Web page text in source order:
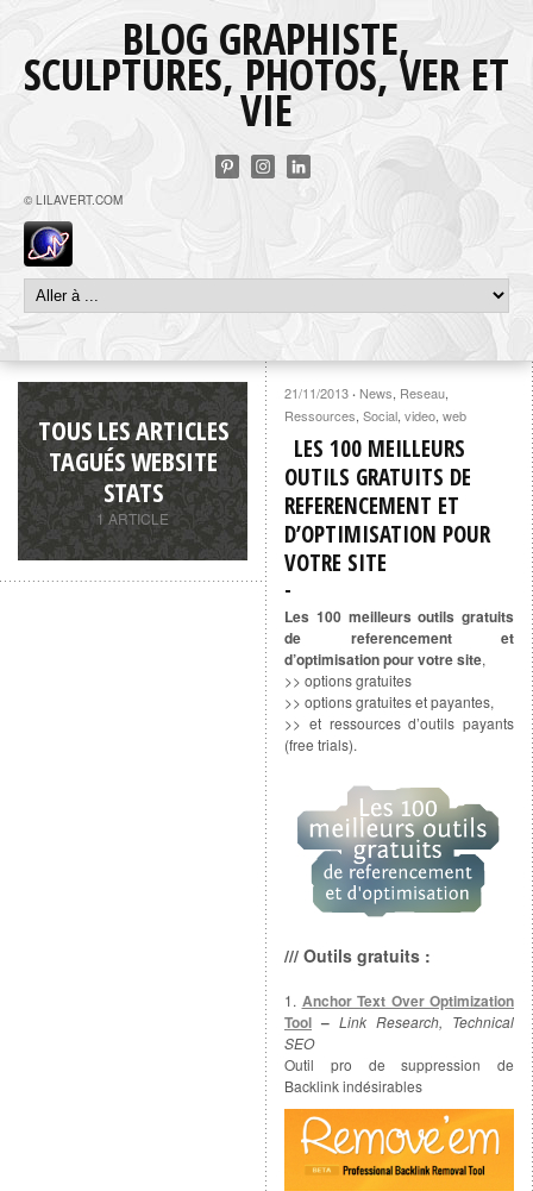
BLOG GRAPHISTE,
SCULPTURES, PHOTOS, VER ET
VIE
© LILAVERT.COM
TOUS LES ARTICLES
TAGUÉS WEBSITE
STATS
1 ARTICLE
21/11/2013 · News, Reseau,
Ressources, Social, video, web
LES 100 MEILLEURS
OUTILS GRATUITS DE
REFERENCEMENT ET
D’OPTIMISATION POUR
VOTRE SITE
Les 100 meilleurs outils gratuits
de referencement et
d’optimisation pour votre site,
>> options gratuites
>> options gratuites et payantes,
>> et ressources d’outils payants
(free trials).
/// Outils gratuits :
1. Anchor Text Over Optimization
Tool – Link Research, Technical
SEO
Outil pro de suppression de
Backlink indésirables